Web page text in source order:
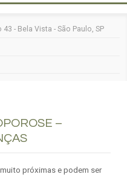
- Bela Vista - São Paulo, SP
–
próximas e podem ser